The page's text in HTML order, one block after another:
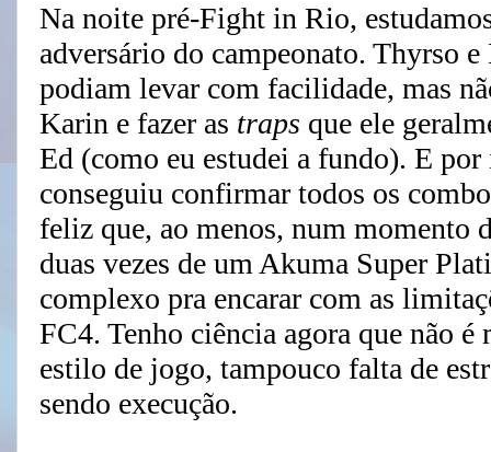
Na noite pré-Fight in Rio,
adversário do campeonato. Thyrso
podiam levar com facilidade, mas
Karin e fazer as traps que ele
Ed (como eu estudei a fundo). E
conseguiu confirmar todos os
feliz que, ao menos, num momento
duas vezes de um Akuma Super
complexo pra encarar com as
FC4. Tenho ciência agora que não
estilo de jogo, tampouco falta de
sendo execução.